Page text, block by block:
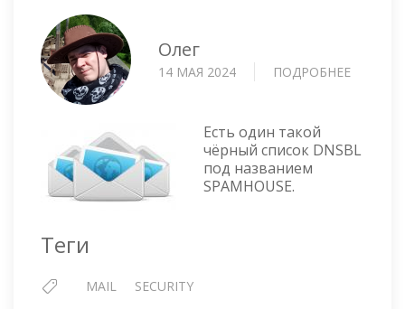
Олег
14 МАЯ 2024 ПОДРОБНЕЕ
Есть один такой
чёрный список DNSBL
под названием
SPAMHOUSE.
Теги
MAIL SECURITY